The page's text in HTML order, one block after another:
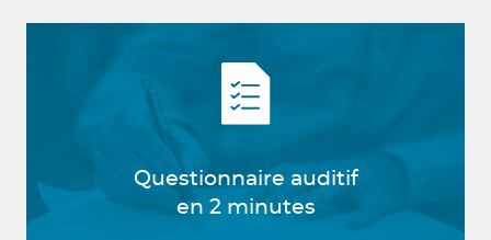
Questionnaire auditif
en 2 minutes